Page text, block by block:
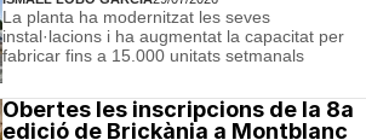
La planta ha modernitzat les seves
instal·lacions i ha augmentat la capacitat per
fabricar fins a 15.000 unitats setmanals
Obertes les inscripcions de la 8a
edició de Brickània a Montblanc